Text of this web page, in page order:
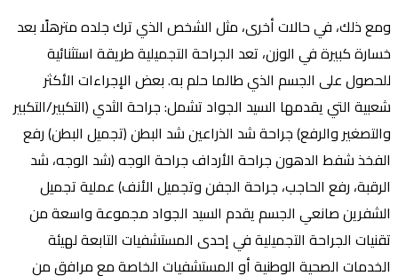
ومع ذلك، في حالات أخرى، مثل الشخص الذي ترك جلده مترهلًا بعد
خسارة كبيرة في الوزن، تعد الجراحة التجميلية طريقة استثنائية
للحصول على الجسم الذي طالما حلم به. بعض الإجراءات الأكثر
شعبية التي يقدمها السيد الجواد تشمل: جراحة الثدي (التكبير/التكبير
والتصغير والرفع) جراحة شد الذراعين شد البطن (تجميل البطن) رفع
الفخذ شفط الدهون جراحة الأرداف جراحة الوجه (شد الوجه، شد
الرقبة، رفع الحاجب، جراحة الجفن وتجميل الأنف) عملية تجميل
الشفرين صانعي الجسم يقدم السيد الجواد مجموعة واسعة من
تقنيات الجراحة التجميلية في إحدى المستشفيات التابعة لهيئة
الخدمات الصحية الوطنية أو المستشفيات الخاصة مع مرافق من